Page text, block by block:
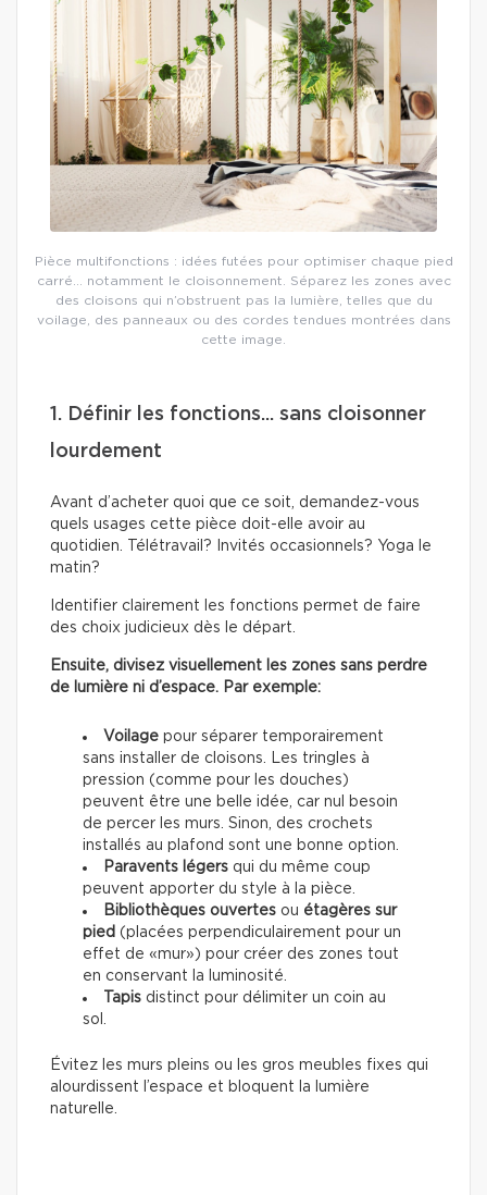
Pièce multifonctions : idées futées pour optimiser chaque pied
carré… notamment le cloisonnement. Séparez les zones avec
des cloisons qui n’obstruent pas la lumière, telles que du
voilage, des panneaux ou des cordes tendues montrées dans
cette image.
1. Définir les fonctions... sans cloisonner
lourdement
Avant d’acheter quoi que ce soit, demandez-vous
quels usages cette pièce doit-elle avoir au
quotidien. Télétravail? Invités occasionnels? Yoga le
matin?
Identifier clairement les fonctions permet de faire
des choix judicieux dès le départ.
Ensuite, divisez visuellement les zones sans perdre
de lumière ni d’espace. Par exemple:
Voilage pour séparer temporairement
sans installer de cloisons. Les tringles à
pression (comme pour les douches)
peuvent être une belle idée, car nul besoin
de percer les murs. Sinon, des crochets
installés au plafond sont une bonne option.
Paravents légers qui du même coup
peuvent apporter du style à la pièce.
Bibliothèques ouvertes ou étagères sur
pied (placées perpendiculairement pour un
effet de «mur») pour créer des zones tout
en conservant la luminosité.
Tapis distinct pour délimiter un coin au
sol.
Évitez les murs pleins ou les gros meubles fixes qui
alourdissent l’espace et bloquent la lumière
naturelle.